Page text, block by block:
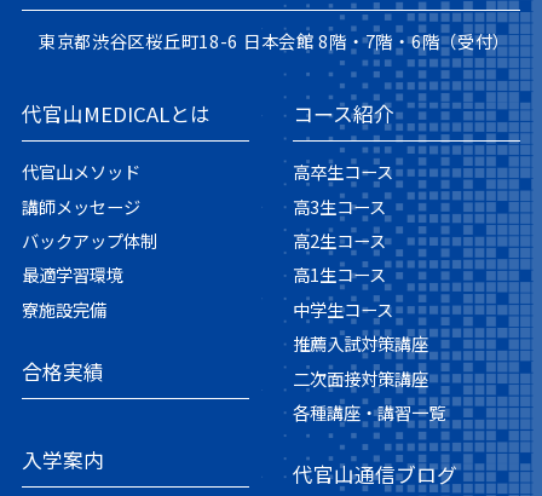
東京都渋谷区桜丘町18-6 日本会館 8階・7階・6階（受付）
代官山MEDICALとは
代官山メソッド
講師メッセージ
バックアップ体制
最適学習環境
寮施設完備
コース紹介
高卒生コース
高3生コース
高2生コース
高1生コース
中学生コース
推薦入試対策講座
二次面接対策講座
各種講座・講習一覧
合格実績
入学案内
代官山通信ブログ